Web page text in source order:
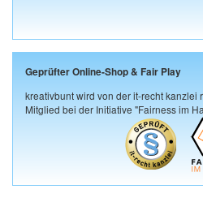
Geprüfter Online-Shop & Fair Play
kreativbunt wird von der it-recht kanzlei
Mitglied bei der Initiative "Fairness im